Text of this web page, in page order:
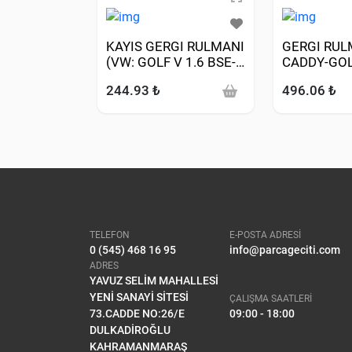
KAYIS GERGI RULMANI
(VW: GOLF V 1.6 BSE-
CLASIC 1.6 AKL-GOLF
244.93 ₺
GERGI
CADDY-
1.6-1.8-
496.06 ₺
TELEFON
0 (545) 468 16 95
E-POSTA ADRESİ
info@parcageciti.com
ADRES
YAVUZ SELİM MAHALLESİ
YENİ SANAYİ SİTESİ
73.CADDE NO:26/E
DULKADİROĞLU
KAHRAMANMARAŞ
ÇALIŞMA SAATLERİ
09:00 - 18:00